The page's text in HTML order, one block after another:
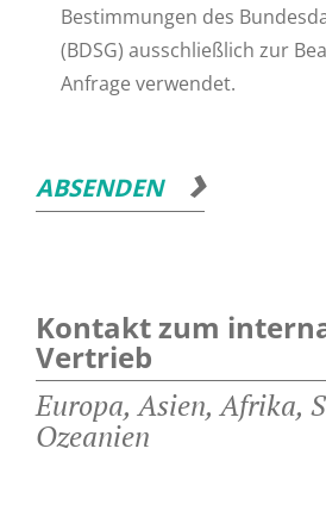
Bestimmungen des
(BDSG) ausschließlich zur
Anfrage verwendet.
ABSENDEN
Kontakt zum
Vertrieb
Europa, Asien, Afrika,
Ozeanien